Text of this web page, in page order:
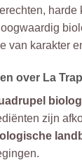
van karakter
over La
zijn